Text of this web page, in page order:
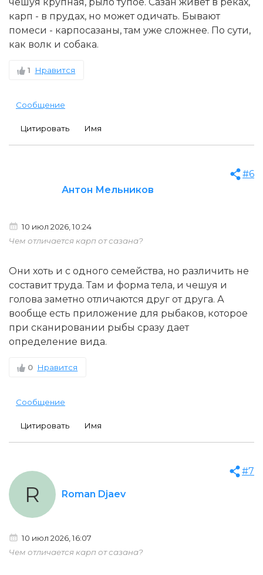
карп - в прудах, но может одичать. Бывают
помеси - карпосазаны, там уже сложнее. По сути,
как волк и собака.
1 Нравится
Сообщение
Цитировать Имя
Антон Мельников
#6
10 июл 2026, 10:24
Чем отличается карп от сазана?
Они хоть и с одного семейства, но различить не
составит труда. Там и форма тела, и чешуя и
голова заметно отличаются друг от друга. А
вообще есть приложение для рыбаков, которое
при сканировании рыбы сразу дает
определение вида.
0 Нравится
Сообщение
Цитировать Имя
Roman Djaev
R
#7
10 июл 2026, 16:07
Чем отличается карп от сазана?